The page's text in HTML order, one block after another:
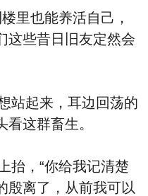
里也能养活自己，
这些昔日旧友定然会
站起来，耳边回荡的
这群畜生。
，“你给我记清楚
殷离了，从前我可以